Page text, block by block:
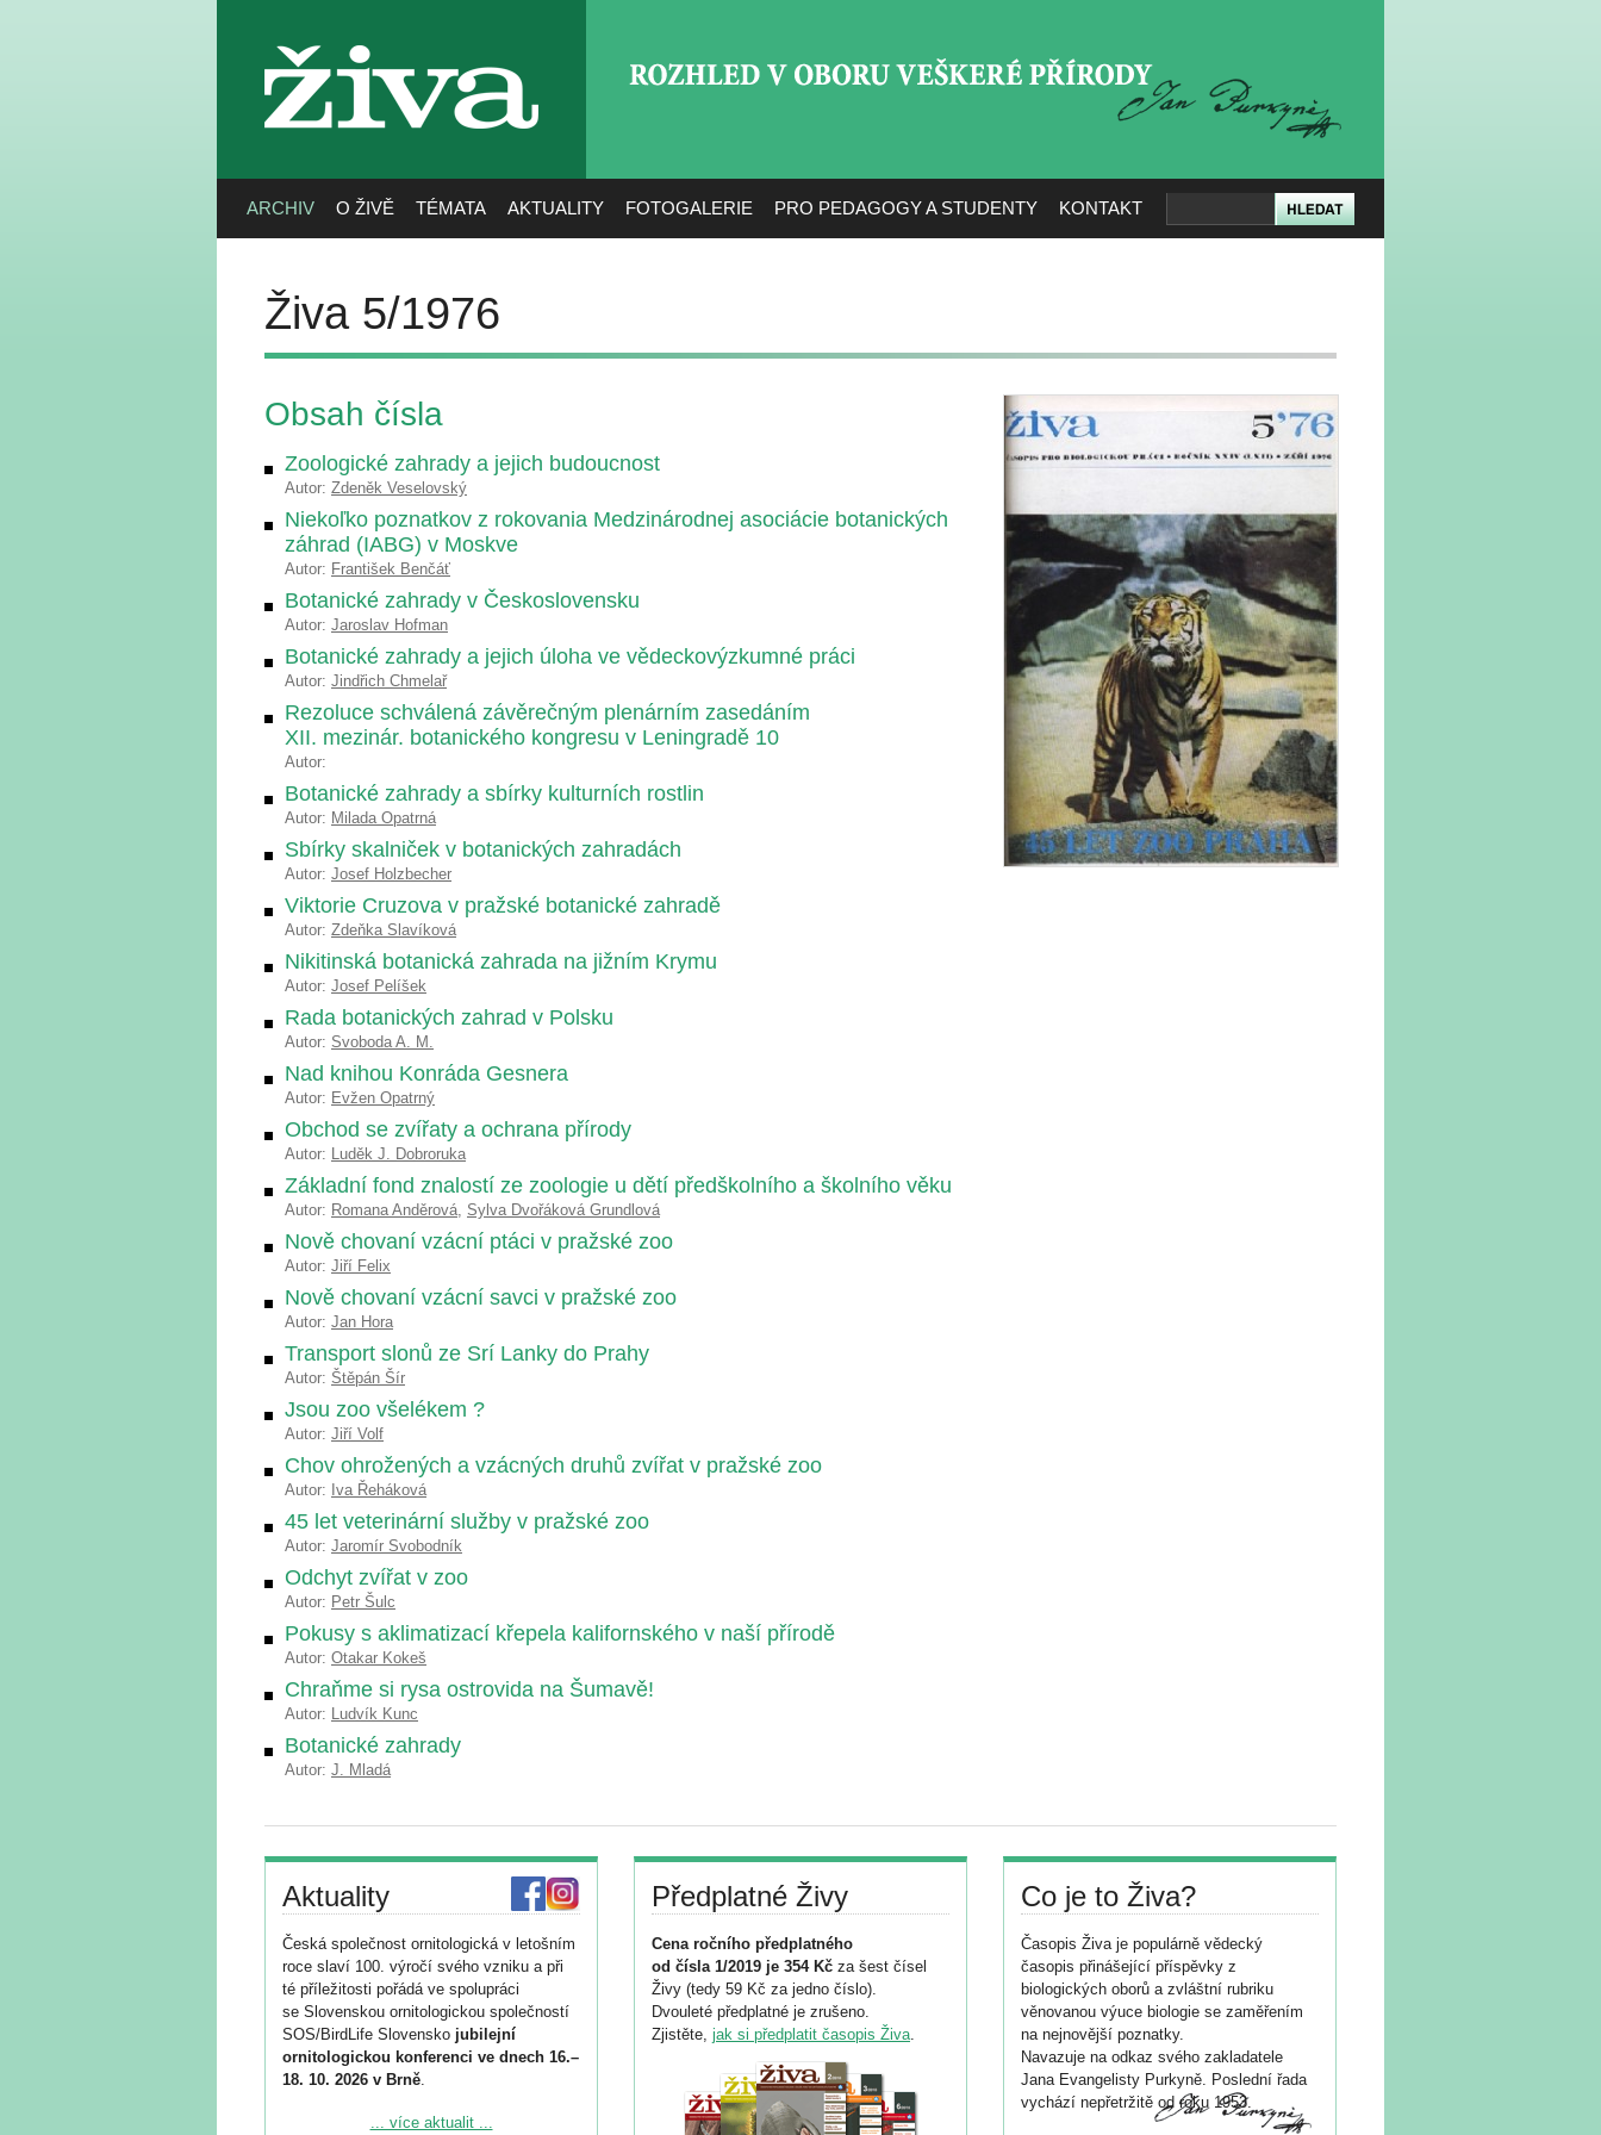
živa
ARCHIV O ŽIVĚ TÉMATA AKTUALITY FOTOGALERIE PRO PEDAGOGY A STUDENTY KONTAKT
Živa 5/1976
Obsah čísla
Zoologické zahrady a jejich budoucnost
Autor: Zdeněk Veselovský
Niekoľko poznatkov z rokovania Medzinárodnej asociácie botanických
záhrad (IABG) v Moskve
Autor: František Benčáť
Botanické zahrady v Československu
Autor: Jaroslav Hofman
Botanické zahrady a jejich úloha ve vědeckovýzkumné práci
Autor: Jindřich Chmelař
Rezoluce schválená závěrečným plenárním zasedáním
XII. mezinár. botanického kongresu v Leningradě 10
Autor:
Botanické zahrady a sbírky kulturních rostlin
Autor: Milada Opatrná
Sbírky skalniček v botanických zahradách
Autor: Josef Holzbecher
Viktorie Cruzova v pražské botanické zahradě
Autor: Zdeňka Slavíková
Nikitinská botanická zahrada na jižním Krymu
Autor: Josef Pelíšek
Rada botanických zahrad v Polsku
Autor: Svoboda A. M.
Nad knihou Konráda Gesnera
Autor: Evžen Opatrný
Obchod se zvířaty a ochrana přírody
Autor: Luděk J. Dobroruka
Základní fond znalostí ze zoologie u dětí předškolního a školního věku
Autor: Romana Anděrová, Sylva Dvořáková Grundlová
Nově chovaní vzácní ptáci v pražské zoo
Autor: Jiří Felix
Nově chovaní vzácní savci v pražské zoo
Autor: Jan Hora
Transport slonů ze Srí Lanky do Prahy
Autor: Štěpán Šír
Jsou zoo všelékem ?
Autor: Jiří Volf
Chov ohrožených a vzácných druhů zvířat v pražské zoo
Autor: Iva Řeháková
45 let veterinární služby v pražské zoo
Autor: Jaromír Svobodník
Odchyt zvířat v zoo
Autor: Petr Šulc
Pokusy s aklimatizací křepela kalifornského v naší přírodě
Autor: Otakar Kokeš
Chraňme si rysa ostrovida na Šumavě!
Autor: Ludvík Kunc
Botanické zahrady
Autor: J. Mladá
Aktuality
Česká společnost ornitologická v letošním
roce slaví 100. výročí svého vzniku a při
té příležitosti pořádá ve spolupráci
se Slovenskou ornitologickou společností
SOS/BirdLife Slovensko jubilejní
ornitologickou konferenci ve dnech 16.–
18. 10. 2026 v Brně.
Podrobnější informace ke konferenci
... více aktualit ...
Předplatné Živy
Cena ročního předplatného
od čísla 1/2019 je 354 Kč za šest čísel
Živy (tedy 59 Kč za jedno číslo).
Dvouleté předplatné je zrušeno.
Zjistěte, jak si předplatit časopis Živa.
Co je to Živa?
Časopis Živa je populárně vědecký
časopis přinášející příspěvky z
biologických oborů a zvláštní rubriku
věnovanou výuce biologie se zaměřením
na nejnovější poznatky.
Navazuje na odkaz svého zakladatele
Jana Evangelisty Purkyně. Poslední řada
vychází nepřetržitě od roku 1953.